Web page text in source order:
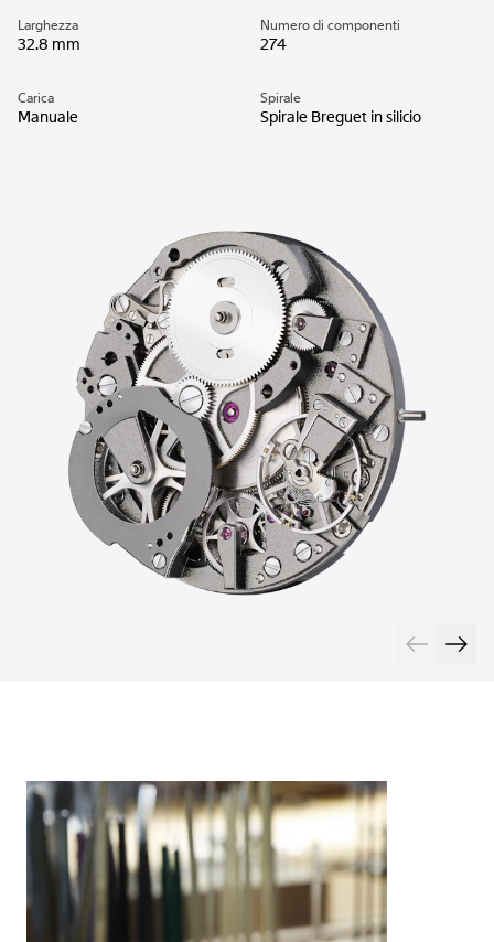
Larghezza
32.8 mm
Numero di componenti
274
Carica
Manuale
Spirale
Spirale Breguet in silicio